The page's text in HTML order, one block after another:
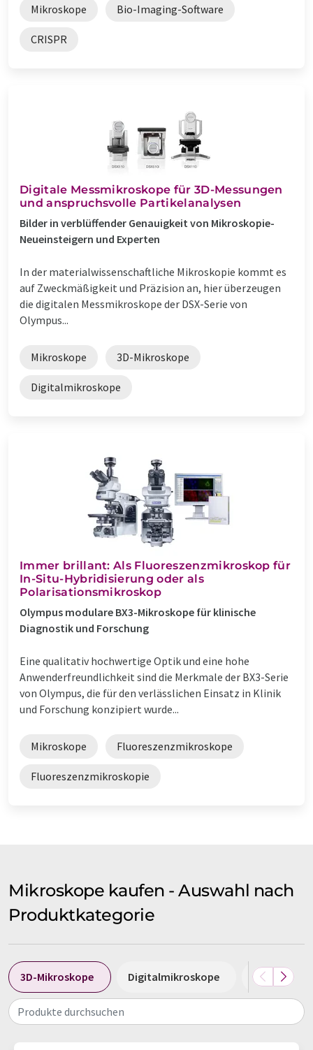
Mikroskope Bio-Imaging-Software
CRISPR
Digitale Messmikroskope für 3D-Messungen
und anspruchsvolle Partikelanalysen
Bilder in verblüffender Genauigkeit von Mikroskopie-
Neueinsteigern und Experten
In der materialwissenschaftliche Mikroskopie kommt es
auf Zweckmäßigkeit und Präzision an, hier überzeugen
die digitalen Messmikroskope der DSX-Serie von
Olympus...
Mikroskope 3D-Mikroskope
Digitalmikroskope
Immer brillant: Als Fluoreszenzmikroskop für
In-Situ-Hybridisierung oder als
Polarisationsmikroskop
Olympus modulare BX3-Mikroskope für klinische
Diagnostik und Forschung
Eine qualitativ hochwertige Optik und eine hohe
Anwenderfreundlichkeit sind die Merkmale der BX3-Serie
von Olympus, die für den verlässlichen Einsatz in Klinik
und Forschung konzipiert wurde...
Mikroskope Fluoreszenzmikroskope
Fluoreszenzmikroskopie
Mikroskope kaufen - Auswahl nach
Produktkategorie
3D-Mikroskope Digitalmikroskope
Produkte durchsuchen